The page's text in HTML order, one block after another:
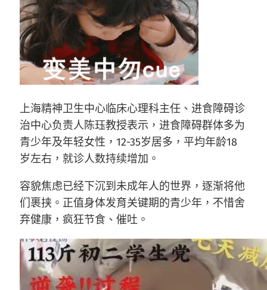
上海精神卫生中心临床心理科主任、进食障碍诊
治中心负责人陈珏教授表示，进食障碍群体多为
青少年及年轻女性，12-35岁居多，平均年龄18
岁左右，就诊人数持续增加。
容貌焦虑已经下沉到未成年人的世界，逐渐将他
们裹挟。正值身体发育关键期的青少年，不惜舍
弃健康，疯狂节食、催吐。